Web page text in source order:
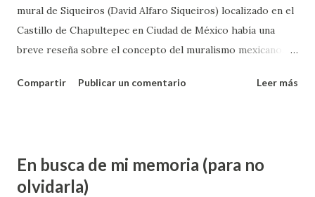
asalto del M-19 al cantón norte donde se robaron 5000
armas hace tantos años atrás. Aunque si les dijéramos que
el año ya acabó a los empleados de los almacenes que esta
mural de Siqueiros (David Alfaro Siqueiros) localizado en el
Castillo de Chapultepec en Ciudad de México había una
breve reseña sobre el concepto del muralismo mexicano. Se
en la cual los artistas llevan su arte al pueblo en vez de
Leyendo esa descripción surgió en mi mente una analogía
con la cuentería. Contar cuentos es la forma de hacer llegar
Compartir Publicar un comentario Leer más
En busca de mi memoria (para no
olvidarla)